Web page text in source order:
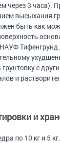
через 3 часа).
высыхания
быть как
Тифенгрунд
с
и
и
по 10 кг и 5